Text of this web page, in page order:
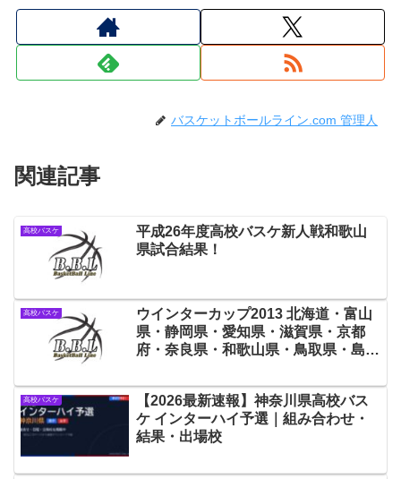
バスケットボールライン.com 管理人
関連記事
高校バスケ
平成26年度高校バスケ新人戦和歌山
県試合結果！
高校バスケ
ウインターカップ2013 北海道・富山
県・静岡県・愛知県・滋賀県・京都
府・奈良県・和歌山県・鳥取県・島根
高校バスケ
【2026最新速報】神奈川県高校バス
ケ インターハイ予選｜組み合わせ・
結果・出場校